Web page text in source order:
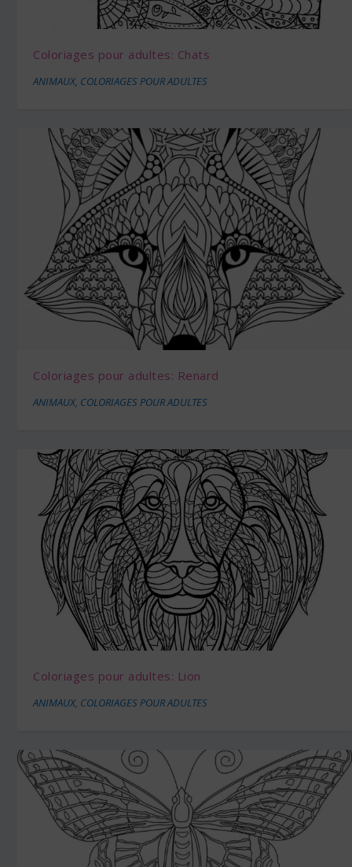
Coloriages pour adultes: Chats
ANIMAUX, COLORIAGES POUR ADULTES
Coloriages pour adultes: Renard
ANIMAUX, COLORIAGES POUR ADULTES
Coloriages pour adultes: Lion
ANIMAUX, COLORIAGES POUR ADULTES